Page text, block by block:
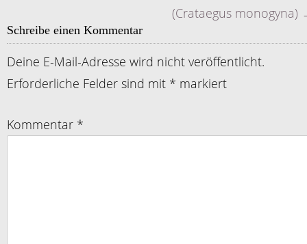
(Crataegus monogyna)
Schreibe einen Kommentar
Deine E-Mail-Adresse wird nicht veröffentlicht.
Erforderliche Felder sind mit * markiert
Kommentar *